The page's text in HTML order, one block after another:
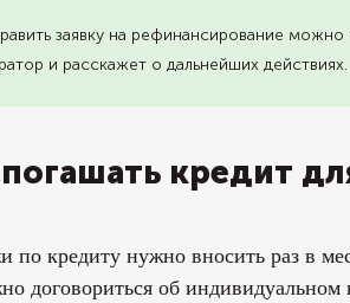
заявку на рефинансирование
и расскажет о дальнейших действиях.
кредит
по кредиту нужно вносить раз в
договориться об